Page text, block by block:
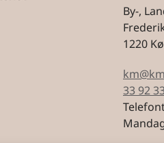
By-,
1220
33 92